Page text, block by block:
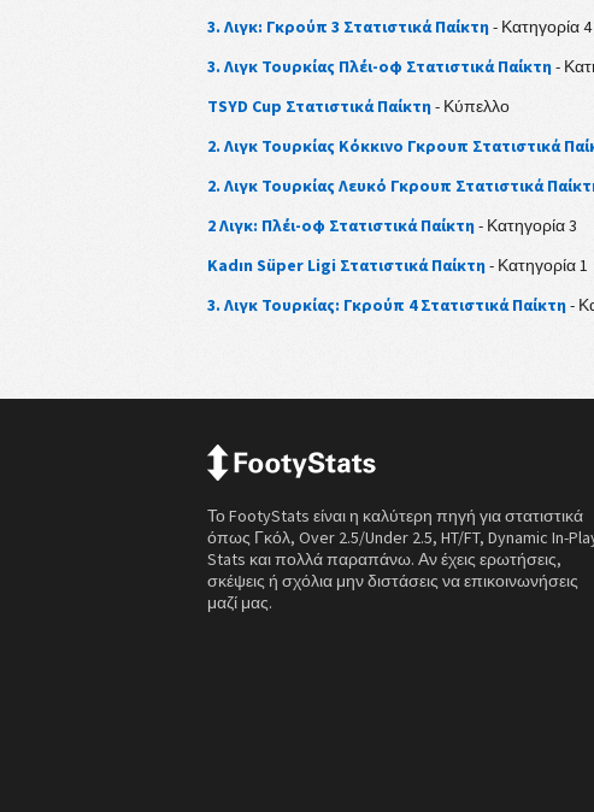
3. Λιγκ: Γκρούπ 3 Στατιστικά Παίκτη- Κατηγορία 4
3. Λιγκ Τουρκίας Πλέι-οφ Στατιστικά Παίκτη-
TSYD Cup Στατιστικά Παίκτη- Κύπελλο
2. Λιγκ Τουρκίας Κόκκινο Γκρουπ Στατιστικά
2. Λιγκ Τουρκίας Λευκό Γκρουπ Στατιστικά
2 Λιγκ: Πλέι-οφ Στατιστικά Παίκτη- Κατηγορία 3
Kadın Süper Ligi Στατιστικά Παίκτη- Κατηγορία 1
3. Λιγκ Τουρκίας: Γκρούπ 4 Στατιστικά Παίκτη-
Το FootyStats είναι η καλύτερη πηγή για στατιστικά
όπως Γκόλ, Over 2.5/Under 2.5, HT/FT, Dynamic In-
Stats και πολλά παραπάνω. Αν έχεις ερωτήσεις,
σκέψεις ή σχόλια μην διστάσεις να επικοινωνήσεις
μαζί μας.